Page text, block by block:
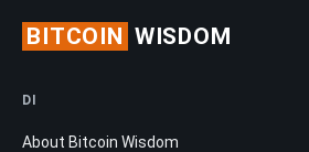
BITCOIN WISDOM
DI
About Bitcoin Wisdom